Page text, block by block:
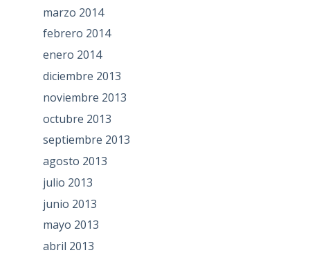
marzo 2014
febrero 2014
enero 2014
diciembre 2013
noviembre 2013
octubre 2013
septiembre 2013
agosto 2013
julio 2013
junio 2013
mayo 2013
abril 2013